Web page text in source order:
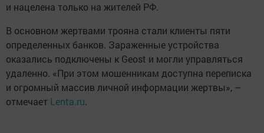
и нацелена только на жителей РФ.
В основном жертвами трояна стали клиенты пяти
определенных банков. Зараженные устройства
оказались подключены к Geost и могли управляться
удаленно. «При этом мошенникам доступна переписка
и огромный массив личной информации жертвы», –
отмечает Lenta.ru.